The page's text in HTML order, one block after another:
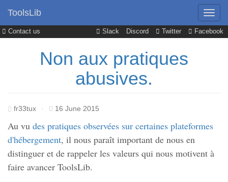
Contact us Slack Discord Twitter Facebook
ToolsLib
Non aux pratiques
abusives.
fr33tux · 16 June 2015
Au vu des pratiques observées sur certaines plateformes
d'hébergement, il nous paraît important de nous en
distinguer et de rappeler les valeurs qui nous motivent à
faire avancer ToolsLib.